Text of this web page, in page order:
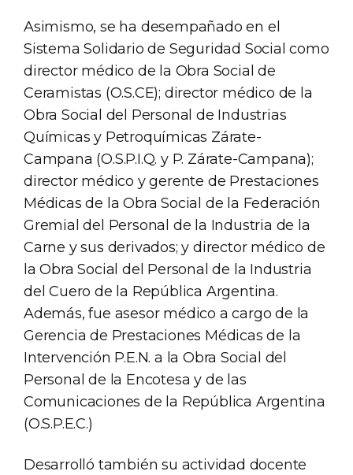
Asimismo, se ha desempañado en el
Sistema Solidario de Seguridad Social como
director médico de la Obra Social de
Ceramistas (O.S.CE); director médico de la
Obra Social del Personal de Industrias
Químicas y Petroquímicas Zárate-
Campana (O.S.P.I.Q. y P. Zárate-Campana);
director médico y gerente de Prestaciones
Médicas de la Obra Social de la Federación
Gremial del Personal de la Industria de la
Carne y sus derivados; y director médico de
la Obra Social del Personal de la Industria
del Cuero de la República Argentina.
Además, fue asesor médico a cargo de la
Gerencia de Prestaciones Médicas de la
Intervención P.E.N. a la Obra Social del
Personal de la Encotesa y de las
Comunicaciones de la República Argentina
(O.S.P.E.C.)
Desarrolló también su actividad docente